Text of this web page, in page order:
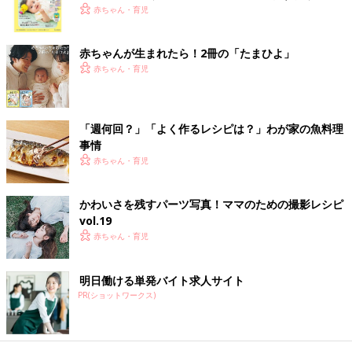
枝豆ディップのソフトカナッペ 作り
9～11ヶ月ごろから使える、米、めん、パンな
ど炭水化物を含む食材を使った、エネルギー源
になる炭水化物のレシピをご紹介。枝豆ディッ
かぶのいちごソースがけ 作り方・レシ
ピ 離乳食後期9～11ヶ月ごろ
9～11ヶ月ごろから使える、野菜や果物などビ
ースがけ
めかじきのトマト煮 作り方・レシピ 離
タンパク質を含む食材を使った、体をつくるタ
ンパク質のレシピをご紹介。めかじきのトマト
離乳後期 9～11カ月ごろのレシピ一覧はこちら
く！ おっぱい・ミルクの基本と夏のトラブル 解決テ
赤ちゃん・育児
赤ちゃんが生まれたら！2冊の「たまひよ」
赤ちゃん・育児
「週何回？」「よく作るレシピは？」わが家の魚料理
事情
赤ちゃん・育児
かわいさを残すパーツ写真！ママのための撮影レシピ
vol.19
赤ちゃん・育児
明日働ける単発バイト求人サイト
PR(ショットワークス)